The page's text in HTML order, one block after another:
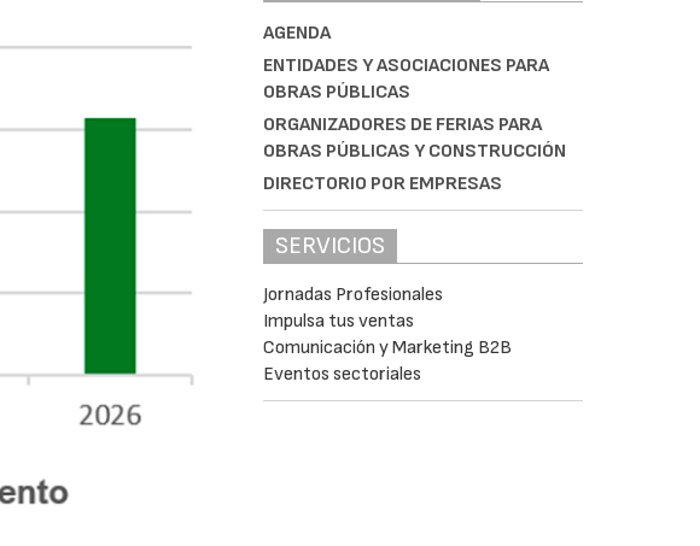
AGENDA
ENTIDADES Y ASOCIACIONES PARA
OBRAS PÚBLICAS
ORGANIZADORES DE FERIAS PARA
OBRAS PÚBLICAS Y CONSTRUCCIÓN
DIRECTORIO POR EMPRESAS
SERVICIOS
Jornadas Profesionales
Impulsa tus ventas
Comunicación y Marketing B2B
Eventos sectoriales